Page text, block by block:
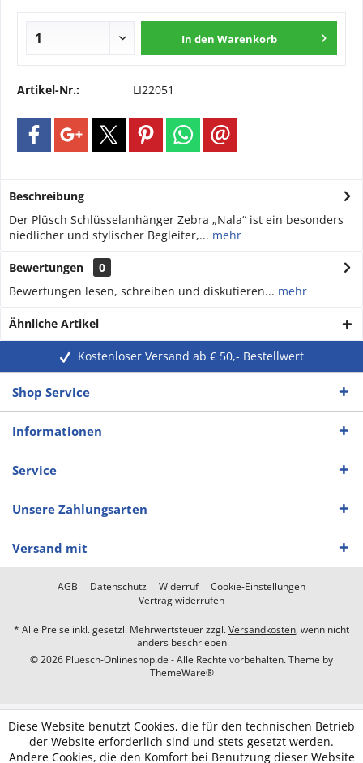
In den Warenkorb
Artikel-Nr.: LI22051
Beschreibung
Der Plüsch Schlüsselanhänger Zebra „Nala“ ist ein besonders
niedlicher und stylischer Begleiter,... mehr
Bewertungen
0
Bewertungen lesen, schreiben und diskutieren... mehr
Ähnliche Artikel
Kostenloser Versand ab € 50,- Bestellwert
Shop Service
Informationen
Service
Unsere Zahlungsarten
Versand mit
AGB Datenschutz Widerruf
Cookie-Einstellungen
Vertrag widerrufen
* Alle Preise inkl. gesetzl. Mehrwertsteuer zzgl.Versandkosten, wenn nicht
anders beschrieben
© 2026 Pluesch-Onlineshop.de - Alle Rechte vorbehalten. Theme by
ThemeWare®
Diese Website benutzt Cookies, die für den technischen Betrieb
der Website erforderlich sind und stets gesetzt werden.
Andere Cookies, die den Komfort bei Benutzung dieser Website